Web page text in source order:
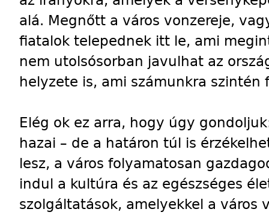
alá. Megnőtt a város vonzereje,
fiatalok telepednek itt le, ami
nem utolsósorban javulhat az
helyzete is, ami számunkra szintén
Elég ok ez arra, hogy úgy
hazai – de a határon túl is
lesz, a város folyamatosan
indul a kultúra és az egészséges
szolgáltatások, amelyekkel a város